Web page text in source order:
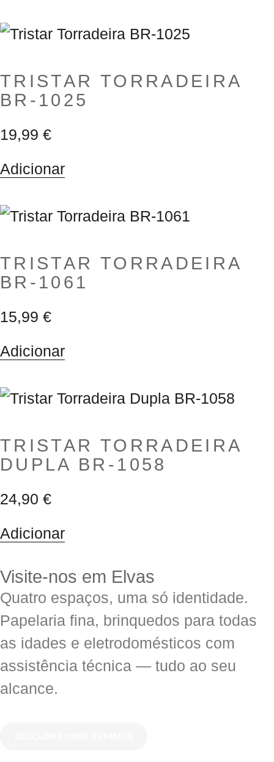
TRISTAR TORRADEIRA
BR-1025
19,99 €
Adicionar
TRISTAR TORRADEIRA
BR-1061
15,99 €
Adicionar
TRISTAR TORRADEIRA
DUPLA BR-1058
24,90 €
Adicionar
Visite-nos em Elvas
Quatro espaços, uma só identidade.
Papelaria fina, brinquedos para todas
as idades e eletrodomésticos com
assistência técnica — tudo ao seu
alcance.